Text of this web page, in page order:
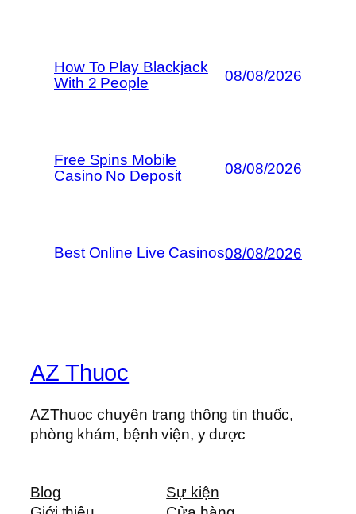
How To Play Blackjack
With 2 People
08/08/2026
Free Spins Mobile
Casino No Deposit
08/08/2026
Best Online Live Casinos08/08/2026
AZ Thuoc
AZThuoc chuyên trang thông tin thuốc,
phòng khám, bệnh viện, y dược
Blog
Sự kiện